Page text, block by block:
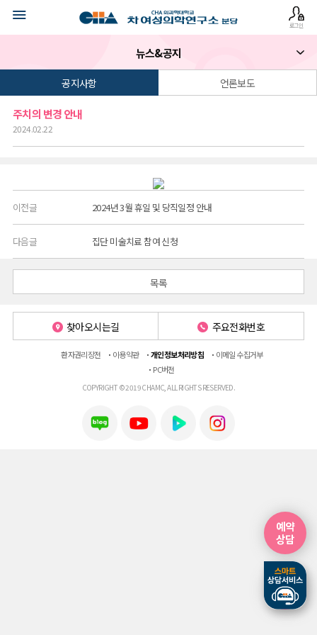
로그인
뉴스&공지
공지사항 언론보도
주치의 변경 안내
2024.02.22
이전글 2024년 3월 휴일 및 당직일정 안내
다음글 집단 미술치료 참여 신청
목록
예약
상담
예약
상담
찾아오시는길 주요전화번호
환자권리장전 이용약관 개인정보처리방침
이메일 수집거부
PC버전
COPYRIGHT © 2019 CHAMC, ALL RIGHTS RESERVED.